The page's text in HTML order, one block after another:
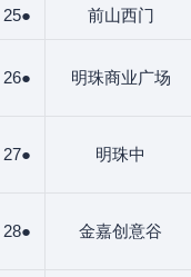
25● 前山西门
26● 明珠商业广场
27● 明珠中
28● 金嘉创意谷